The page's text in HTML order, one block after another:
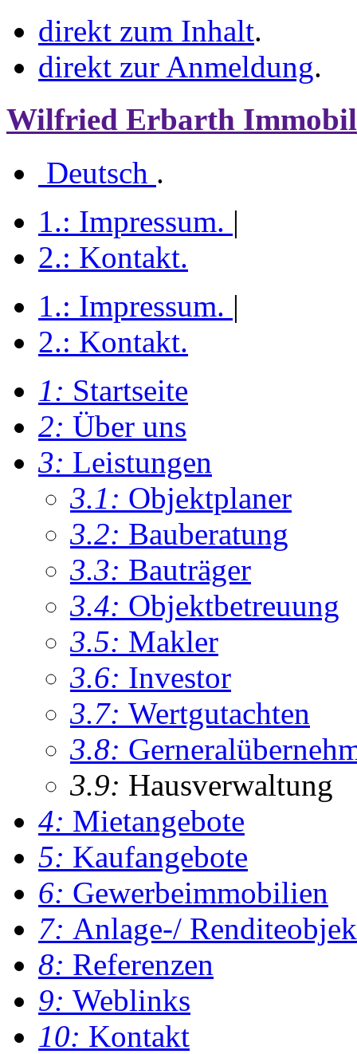
direkt zum Inhalt.
direkt zur Anmeldung.
Wilfried Erbarth
Deutsch .
1.: Impressum. |
2.: Kontakt.
1.: Impressum. |
2.: Kontakt.
1: Startseite
2: Über uns
3: Leistungen
3.1: Objektplaner
3.2: Bauberatung
3.3: Bauträger
3.4: Objektbetreuung
3.5: Makler
3.6: Investor
3.7: Wertgutachten
3.8:
3.9: Hausverwaltung
4: Mietangebote
5: Kaufangebote
6: Gewerbeimmobilien
7: Anlage-/
8: Referenzen
9: Weblinks
10: Kontakt